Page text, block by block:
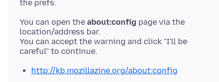
You can open the about:config page via the
location/address bar.
You can accept the warning and click "I'll be
http://kb.mozillazine.org/about:config